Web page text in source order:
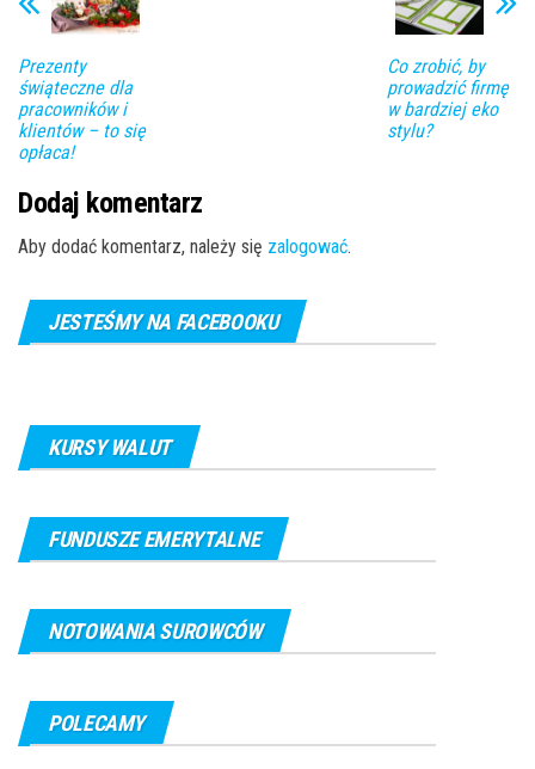
Prezenty
świąteczne dla
pracowników i
klientów – to się
opłaca!
Co zrobić, by
prowadzić firmę
w bardziej eko
stylu?
Dodaj komentarz
Aby dodać komentarz, należy się zalogować.
JESTEŚMY NA FACEBOOKU
KURSY WALUT
FUNDUSZE EMERYTALNE
NOTOWANIA SUROWCÓW
POLECAMY